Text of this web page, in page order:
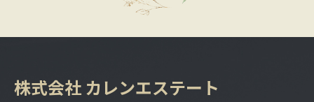
株式会社 カレンエステート